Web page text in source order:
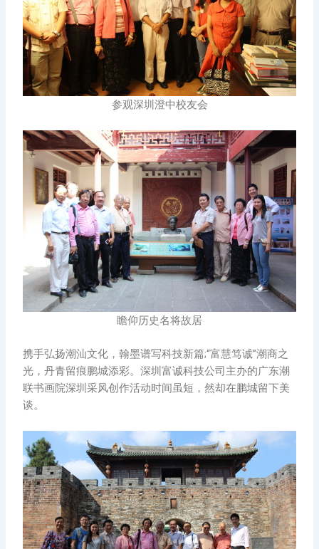
参观深圳澄中校友会
瞻仰历史名将故居
携手弘扬潮汕文化，翰墨谱写科技新篇;“富慧笃诚”潮商之
光，丹青留痕鹏城添彩。深圳富诚科技公司主办的广东潮
联书画院深圳采风创作活动时间虽短，然却在鹏城留下美
谈。